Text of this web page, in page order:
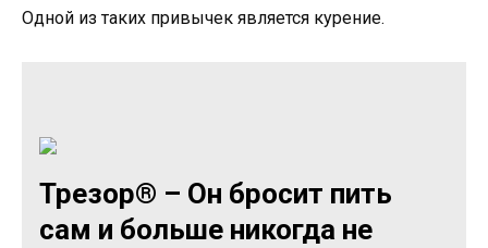
Одной из таких привычек является курение.
Трезор® – Он бросит пить
сам и больше никогда не